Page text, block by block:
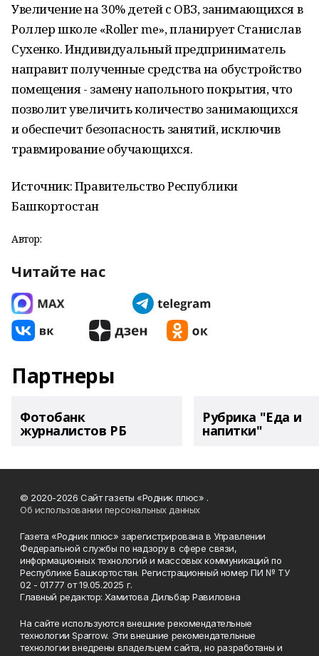
Увеличение на 30% детей с ОВЗ, занимающихся в
Роллер школе «Roller me», планирует Станислав
Сухенко. Индивидуальный предприниматель
направит полученные средства на обустройство
помещения - замену напольного покрытия, что
позволит увеличить количество занимающихся
и обеспечит безопасность занятий, исключив
травмирование обучающихся.
Источник: Правительство Республики
Башкортостан
Автор:
Читайте нас
Партнеры
Фотобанк
журналистов РБ
Рубрика "Еда и
напитки"
© 2020-2026 Сайт газеты «Родник плюс» .
Об использовании персональных данных
Газета «Родник плюс» зарегистрирована в Управлении
Федеральной службы по надзору в сфере связи,
информационных технологий и массовых коммуникаций по
Республике Башкортостан. Регистрационный номер ПИ № ТУ
02 - 01777 от 19.05.2025 г.
Главный редактор: Хамитова Дильбар Равиловна
На сайте используются внешние рекомендательные
технологии Sparrow. Эти внешние рекомендательные
технологии внедрены владельцем сайта, но разработаны и